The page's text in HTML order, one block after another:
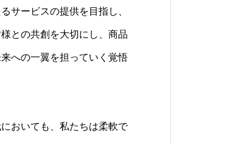
サービスの提供を目指し、
との共創を大切にし、商品
への一翼を担っていく覚悟
おいても、私たちは柔軟で